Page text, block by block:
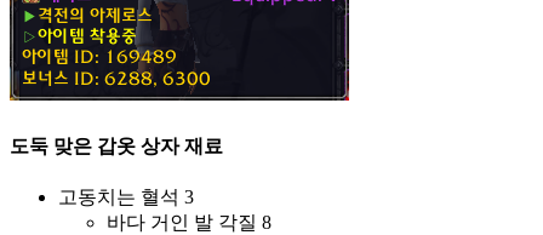
도둑 맞은 갑옷 상자 재료
고동치는 혈석 3
바다 거인 발 각질 8